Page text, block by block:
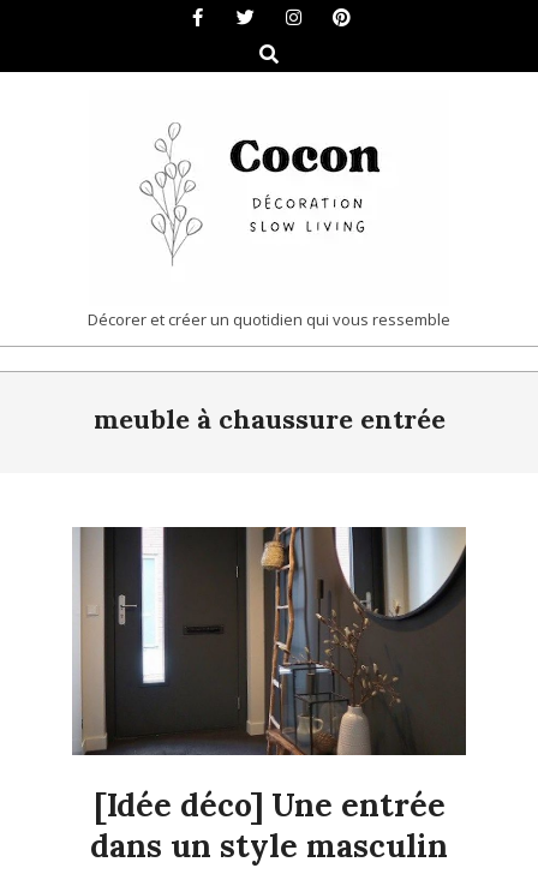
content
Search
COCON
|
DÉCORATION
LIVING
Décorer et créer un quotidien qui vous ressemble
meuble à chaussure entrée
[Idée déco] Une entrée
dans un style masculin